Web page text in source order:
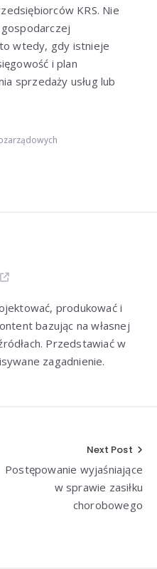
KRS. Nie
wtedy, gdy istnieje
i plan
sprzedaży usług lub
produkować i
bazując na własnej
Przedstawiać w
zagadnienie.
Next Post
Postępowanie wyjaśniające
w sprawie zasiłku
chorobowego